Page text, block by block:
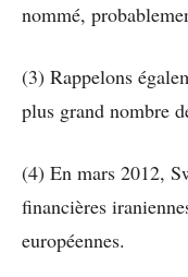
nommé,
(3) Rappelons
plus grand nombre
(4) En mars 2012,
financières
européennes.